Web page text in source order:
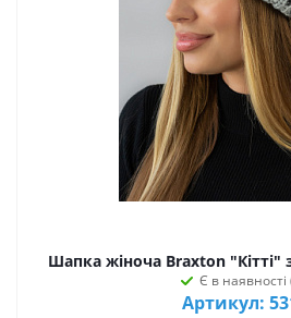
Шапка жіноча Braxton "Кітті"
Є в наявності
Артикул: